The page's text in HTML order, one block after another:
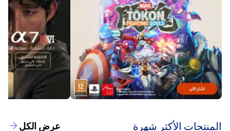
‫المنتجات الأكثر شهرة‬ عرض الكل